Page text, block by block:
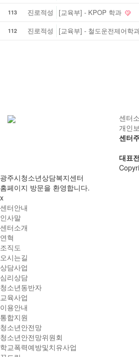
113 진로적성 [교육부] - KPOP 학과
112 진로적성 [교육부] - 철도운전제어학
센터
개인
센터
대표
광주시청소년상담복지센터
홈페이지 방문을 환영합니다.
x
센터안내
인사말
센터소개
연혁
조직도
오시는길
상담사업
심리상담
청소년동반자
교육사업
이용안내
통합지원
청소년안전망
청소년안전망위원회
학교폭력예방및치유사업